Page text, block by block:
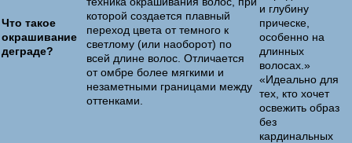
Что такое
окрашивание
деграде?
которой создается плавный
переход цвета от темного к
светлому (или наоборот) по
всей длине волос. Отличается
от омбре более мягкими и
незаметными границами между
оттенками.
и глубину
прическе,
особенно на
длинных
волосах.»
«Идеально для
тех, кто хочет
освежить образ
без
кардинальных